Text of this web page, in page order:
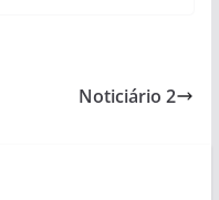
Noticiário 2